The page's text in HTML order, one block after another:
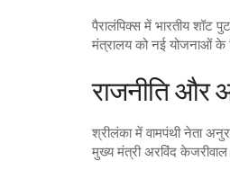
पैरालंपिक्स में भारतीय
मंत्रालय को नई योजनाओं के
राजनीति और
श्रीलंका में वामपंथी नेता
मुख्य मंत्री अरविंद केजरीवाल